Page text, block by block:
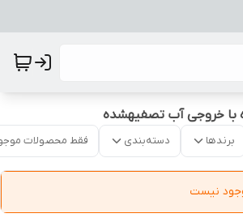
با خروجی آب تصفیهشده
برندها دسته‌بندی فقط محصولات
نیست